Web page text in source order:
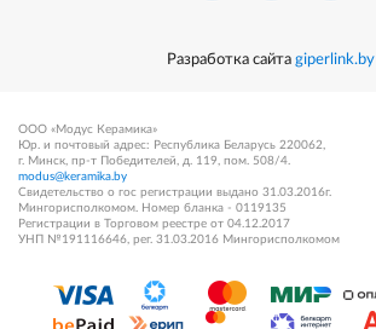
Разработка сайта giperlink.by
ООО «Модус Керамика»
Юр. и почтовый адрес: Республика Беларусь 220062,
г. Минск, пр-т Победителей, д. 119, пом. 508/4.
modus@keramika.by
Свидетельство о гос регистрации выдано 31.03.2016г.
Мингорисполкомом. Номер бланка - 0119135
Регистрации в Торговом реестре от 04.12.2017
УНП №191116646, рег. 31.03.2016 Мингорисполкомом